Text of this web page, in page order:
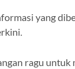
yang
ragu